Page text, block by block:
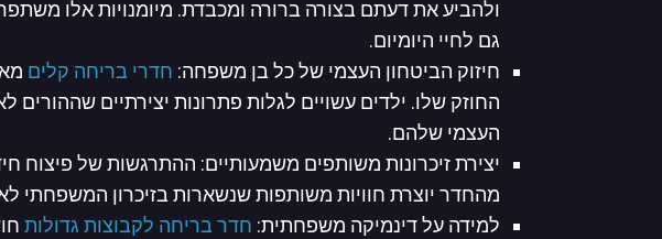
ולהביע את דעתם בצורה ברורה ומכבדת. מיומנויות אלו
גם לחיי היומיום.
חיזוק הביטחון העצמי של כל בן משפחה: חדרי בריחה קלים
החוזק שלו. ילדים עשויים לגלות פתרונות יצירתיים
העצמי שלהם.
יצירת זיכרונות משותפים משמעותיים: ההתרגשות של פיצוח
מהחדר יוצרת חוויות משותפות שנשארות בזיכרון המשפחתי
למידה על דינמיקה משפחתית: חדר בריחה לקבוצות גדולות